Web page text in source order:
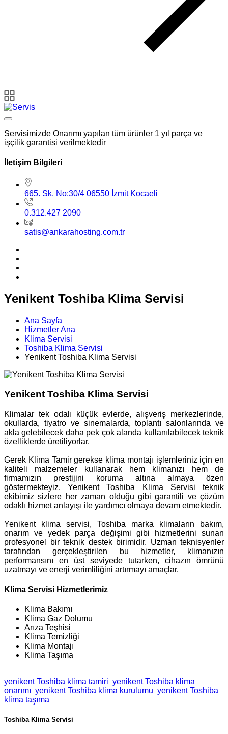
Servisimizde Onarımı yapılan tüm ürünler 1 yıl parça ve
işçilik garantisi verilmektedir
İletişim Bilgileri
665. Sk. No:30/4 06550 İzmit Kocaeli
0.312.427 2090
satis@ankarahosting.com.tr
Yenikent Toshiba Klima Servisi
Ana Sayfa
Hizmetler Ana
Klima Servisi
Toshiba Klima Servisi
Yenikent Toshiba Klima Servisi
Yenikent Toshiba Klima Servisi
Klimalar tek odalı küçük evlerde, alışveriş merkezlerinde,
okullarda, tiyatro ve sinemalarda, toplantı salonlarında ve
akla gelebilecek daha pek çok alanda kullanılabilecek teknik
özelliklerde üretiliyorlar.
Gerek Klima Tamir gerekse klima montajı işlemleriniz için en
kaliteli malzemeler kullanarak hem klimanızı hem de
firmamızın prestijini koruma altına almaya özen
göstermekteyiz. Yenikent Toshiba Klima Servisi teknik
ekibimiz sizlere her zaman olduğu gibi garantili ve çözüm
odaklı hizmet anlayışı ile yardımcı olmaya devam etmektedir.
Yenikent klima servisi, Toshiba marka klimaların bakım,
onarım ve yedek parça değişimi gibi hizmetlerini sunan
profesyonel bir teknik destek birimidir. Uzman teknisyenler
tarafından gerçekleştirilen bu hizmetler, klimanızın
performansını en üst seviyede tutarken, cihazın ömrünü
uzatmayı ve enerji verimliliğini artırmayı amaçlar.
Klima Servisi Hizmetlerimiz
Klima Bakımı
Klima Gaz Dolumu
Arıza Teşhisi
Klima Temizliği
Klima Montajı
Klima Taşıma
yenikent Toshiba klima tamiri yenikent Toshiba klima
onarımı yenikent Toshiba klima kurulumu yenikent Toshiba
klima taşıma
Toshiba Klima Servisi